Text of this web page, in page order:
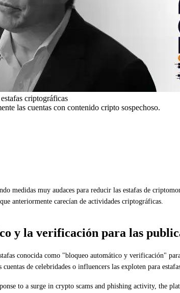
criptográficas
las cuentas con contenido cripto sospechoso.
medidas muy audaces para reducir las estafas de
anteriormente carecían de actividades criptográficas.
y la verificación para las
conocida como "bloqueo automático y verificación"
de celebridades o influencers las exploten para
to a surge in crypto scams and phishing activity, the